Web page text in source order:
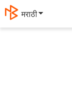
தமிழ்